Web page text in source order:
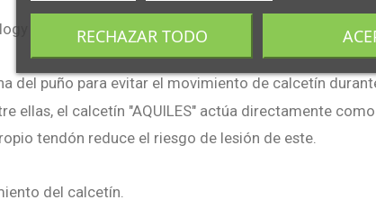
del puño para evitar el movimiento de calcetín
ellas, el calcetín "AQUILES" actúa directamente
tendón reduce el riesgo de lesión de este.
del calcetín.
RECHAZAR TODO